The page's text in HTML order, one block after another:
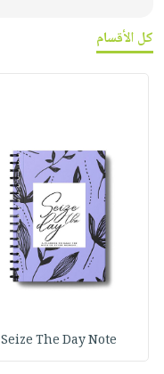
كل الأقسام
Seize The Day Note